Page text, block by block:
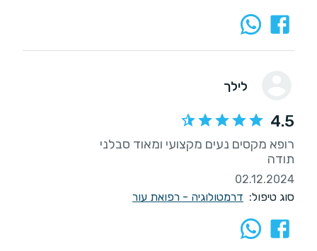
לילך
4.5
תודה
02.12.2024
סוג טיפול: דרמטולוגיה - רפואת עור